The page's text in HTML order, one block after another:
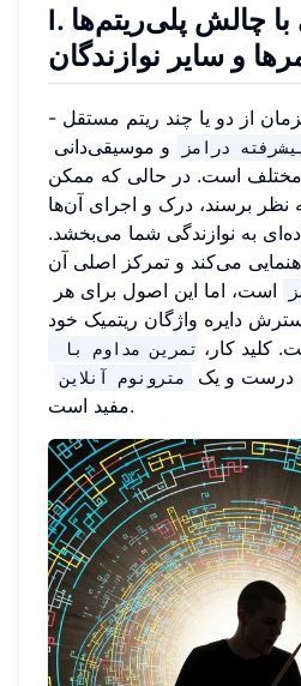
I. مقدمه: آشنایی با چالش پلی‌ریتم‌ها
و سایر نوازندگان
از دو یا چند ریتم مستقل -
درامز
و موسیقی‌دانی
مختلف است. در حالی که ممکن
نظر برسند، درک و اجرای آن‌ها
به نوازندگی شما می‌بخشد.
می‌کند و تمرکز اصلی آن
است، اما این اصول برای هر
دایره واژگان ریتمیک خود
کلید کار، تمرین مداوم با
درست و یک مترونوم آنلاین
مفید است.